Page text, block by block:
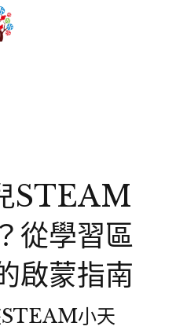
STEAM
從學習區
啟蒙指南
STEAM小天